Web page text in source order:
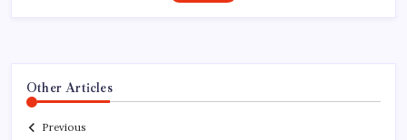
Other Articles
Previous